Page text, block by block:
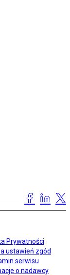
Prywatności
ustawień zgód
serwisu
o nadawcy